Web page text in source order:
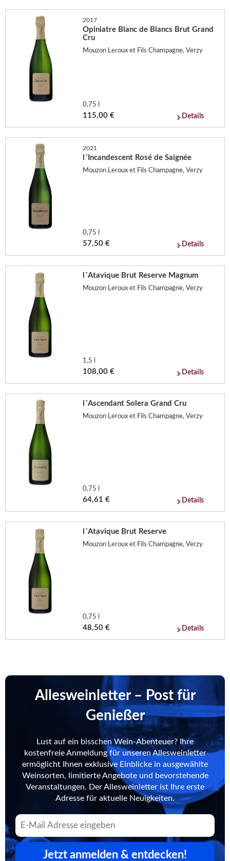
2017
Opiniatre Blanc de Blancs Brut Grand
Cru
Mouzon Leroux et Fils Champagne, Verzy
0,75 l
115,00 € Details
2021
l´Incandescent Rosé de Saignée
Mouzon Leroux et Fils Champagne, Verzy
0,75 l
57,50 € Details
l´Atavique Brut Reserve Magnum
Mouzon Leroux et Fils Champagne, Verzy
1,5 l
108,00 € Details
l´Ascendant Solera Grand Cru
Mouzon Leroux et Fils Champagne, Verzy
0,75 l
64,61 € Details
l´Atavique Brut Reserve
Mouzon Leroux et Fils Champagne, Verzy
0,75 l
48,50 € Details
Allesweinletter – Post für
Genießer
Lust auf ein bisschen Wein-Abenteuer? Ihre
kostenfreie Anmeldung für unseren Allesweinletter
ermöglicht Ihnen exklusive Einblicke in ausgewählte
Weinsorten, limitierte Angebote und bevorstehende
Veranstaltungen. Der Allesweinletter ist Ihre erste
Adresse für aktuelle Neuigkeiten.
Jetzt anmelden & entdecken!